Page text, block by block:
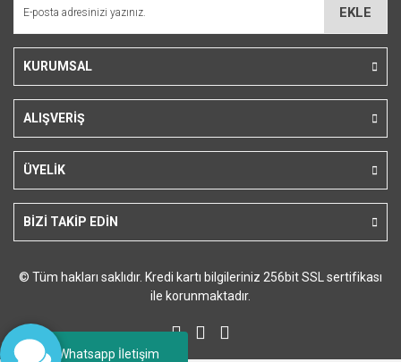
Whatsapp İletişim
Bu ürüne benzer farklı alternatifler olmalı.
EKLE
KURUMSAL
ALIŞVERİŞ
ÜYELİK
BİZİ TAKİP EDİN
© Tüm hakları saklıdır. Kredi kartı bilgileriniz 256bit SSL sertifikası
ile korunmaktadır.